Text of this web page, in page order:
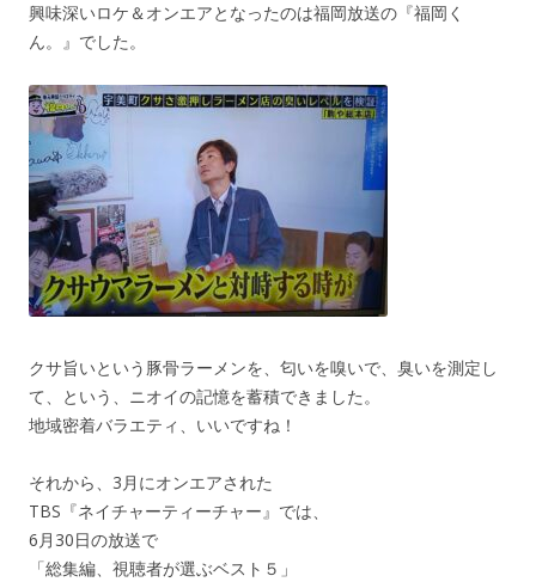
興味深いロケ＆オンエアとなったのは福岡放送の『福岡く
ん。』でした。
クサ旨いという豚骨ラーメンを、匂いを嗅いで、臭いを測定し
て、という、ニオイの記憶を蓄積できました。
地域密着バラエティ、いいですね！
それから、3月にオンエアされた
TBS『ネイチャーティーチャー』では、
6月30日の放送で
「総集編、視聴者が選ぶベスト５」